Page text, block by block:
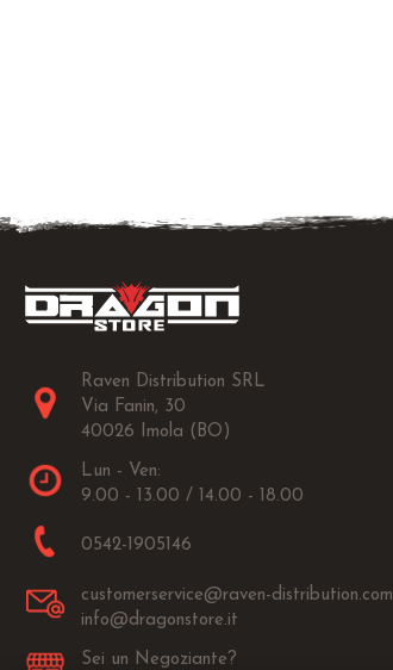
Raven Distribution SRL
Via Fanin, 30
40026 Imola (BO)
Lun - Ven:
9.00 - 13.00 / 14.00 - 18.00
0542-1905146
customerservice@raven-distribution.com
info@dragonstore.it
Sei un Negoziante?